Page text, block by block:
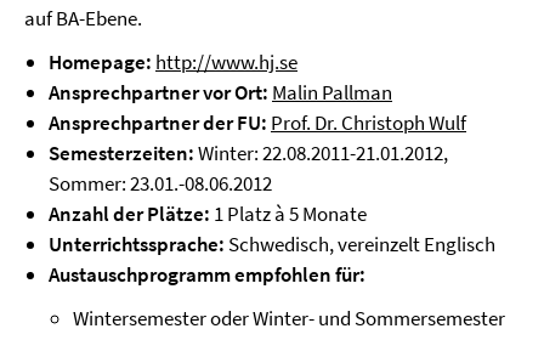
auf BA-Ebene.
Homepage: http://www.hj.se
Ansprechpartner vor Ort: Malin Pallman
Ansprechpartner der FU: Prof. Dr. Christoph Wulf
Semesterzeiten:Winter: 22.08.2011-21.01.2012,
Sommer: 23.01.-08.06.2012
Anzahl der Plätze: 1 Platz à 5 Monate
Unterrichtssprache: Schwedisch, vereinzelt Englisch
Austauschprogramm empfohlen für:
Wintersemester oder Winter- und Sommersemester